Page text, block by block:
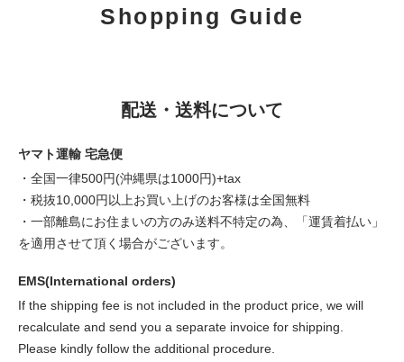
Shopping Guide
配送・送料について
ヤマト運輸 宅急便
・全国一律500円(沖縄県は1000円)+tax
・税抜10,000円以上お買い上げのお客様は全国無料
・一部離島にお住まいの方のみ送料不特定の為、「運賃着払い」
を適用させて頂く場合がございます。
EMS(International orders)
If the shipping fee is not included in the product price, we will
recalculate and send you a separate invoice for shipping.
Please kindly follow the additional procedure.